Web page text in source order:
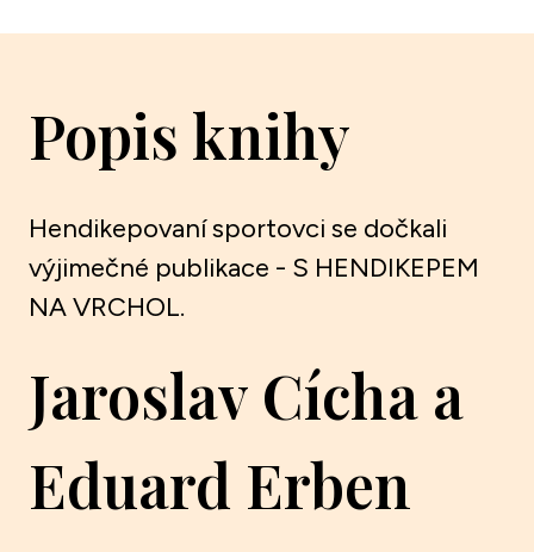
Popis knihy
Hendikepovaní sportovci se dočkali
výjimečné publikace - S HENDIKEPEM
NA VRCHOL.
Jaroslav Cícha a
Eduard Erben